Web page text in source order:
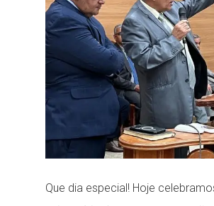
Que dia especial! Hoje